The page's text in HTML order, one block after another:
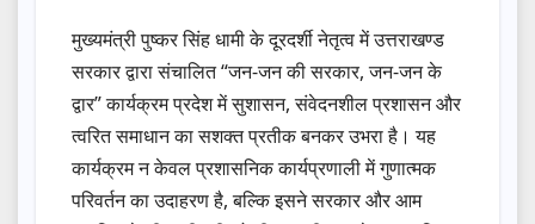
मुख्यमंत्री पुष्कर सिंह धामी के दूरदर्शी नेतृत्व में उत्तराखण्ड
सरकार द्वारा संचालित “जन-जन की सरकार, जन-जन के
द्वार” कार्यक्रम प्रदेश में सुशासन, संवेदनशील प्रशासन और
त्वरित समाधान का सशक्त प्रतीक बनकर उभरा है। यह
कार्यक्रम न केवल प्रशासनिक कार्यप्रणाली में गुणात्मक
परिवर्तन का उदाहरण है, बल्कि इसने सरकार और आम